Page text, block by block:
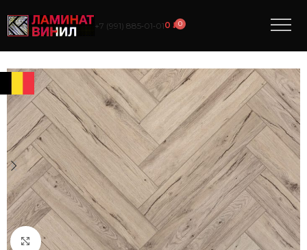
+7 (991) 885‑01‑010₽0
Нажмите, чтобы увеличить